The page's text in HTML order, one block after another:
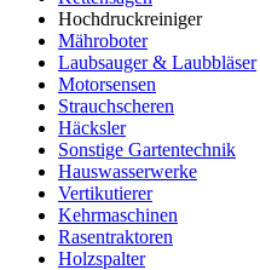
Hochdruckreiniger
Mähroboter
Laubsauger & Laubbläser
Motorsensen
Strauchscheren
Häcksler
Sonstige Gartentechnik
Hauswasserwerke
Vertikutierer
Kehrmaschinen
Rasentraktoren
Holzspalter